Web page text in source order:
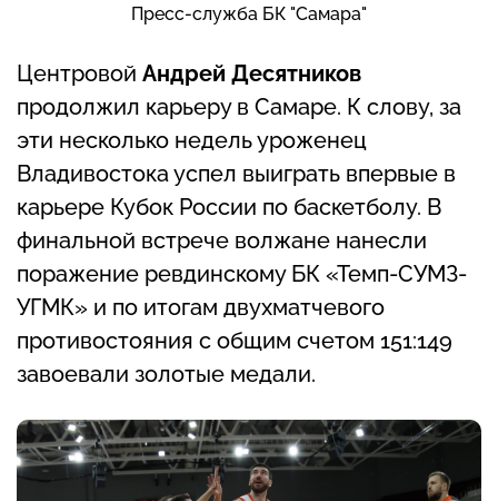
Пресс-служба БК "Самара"
Центровой Андрей Десятников
продолжил карьеру в Самаре. К слову, за
эти несколько недель уроженец
Владивостока успел выиграть впервые в
карьере Кубок России по баскетболу. В
финальной встрече волжане нанесли
поражение ревдинскому БК «Темп-СУМЗ-
УГМК» и по итогам двухматчевого
противостояния с общим счетом 151:149
завоевали золотые медали.